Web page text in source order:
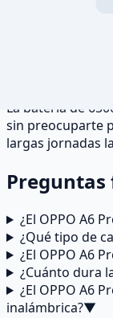
La batería de
sin preocuparte
largas jornadas
Preguntas
¿El OPPO A6
¿Qué tipo de
¿El OPPO A6
¿Cuánto dura
¿El OPPO A6
inalámbrica?▼